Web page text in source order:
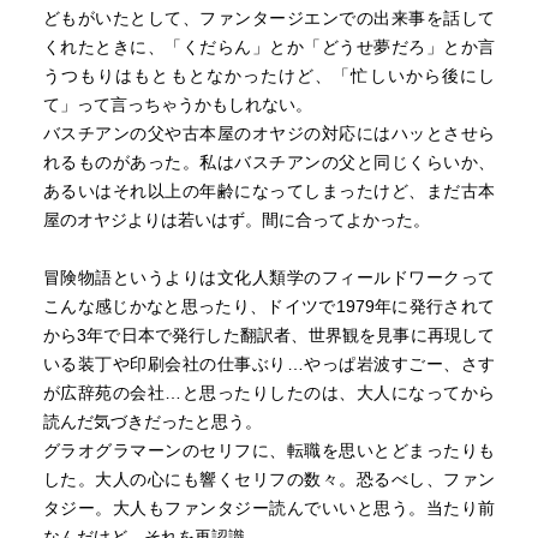
手が止められなかった。そうなったのは読んでいるうち
に、これって私の人生なのではないかと思ったからだ。
人の望みというのは止めどがなく、一つ叶えば次の望み
と、本当にきりが無い。この物語がすごいと思ったのは、
人が様々な望みを満たされると最後にどんな望みをもつの
かを理解しているところにある。それはあまりに恐ろしい
もので、エンデがドイツの作家というのもあるのかもしれ
意されていて、唯一知らないのは望みを叶えようとしてい
る者。その仕組みを知ったときの恐怖は自業自得という言
葉も浮かんだが、バスチアンにしても最初は純粋な気持ち
から始まっているだけにやるせない。しかし、人生ってそ
ういうものだという納得もさせられる。
更にその後の展開で、そこからのバスチアンの冒険が傷つ
きながらも自分を見つめ直しつつ、次第に考え方や望みが
変わっていく丁寧な描写に圧巻の一言。人生でいうところ
の、大人になってからの自分をもう一度見つめ直す時期を
どもがいたとして、ファンタージエンでの出来事を話して
くれたときに、「くだらん」とか「どうせ夢だろ」とか言
うつもりはもともとなかったけど、「忙しいから後にし
て」って言っちゃうかもしれない。
バスチアンの父や古本屋のオヤジの対応にはハッとさせら
れるものがあった。私はバスチアンの父と同じくらいか、
あるいはそれ以上の年齢になってしまったけど、まだ古本
屋のオヤジよりは若いはず。間に合ってよかった。
冒険物語というよりは文化人類学のフィールドワークって
こんな感じかなと思ったり、ドイツで1979年に発行されて
から3年で日本で発行した翻訳者、世界観を見事に再現して
いる装丁や印刷会社の仕事ぶり…やっぱ岩波すごー、さす
が広辞苑の会社…と思ったりしたのは、大人になってから
読んだ気づきだったと思う。
グラオグラマーンのセリフに、転職を思いとどまったりも
した。大人の心にも響くセリフの数々。恐るべし、ファン
タジー。大人もファンタジー読んでいいと思う。当たり前